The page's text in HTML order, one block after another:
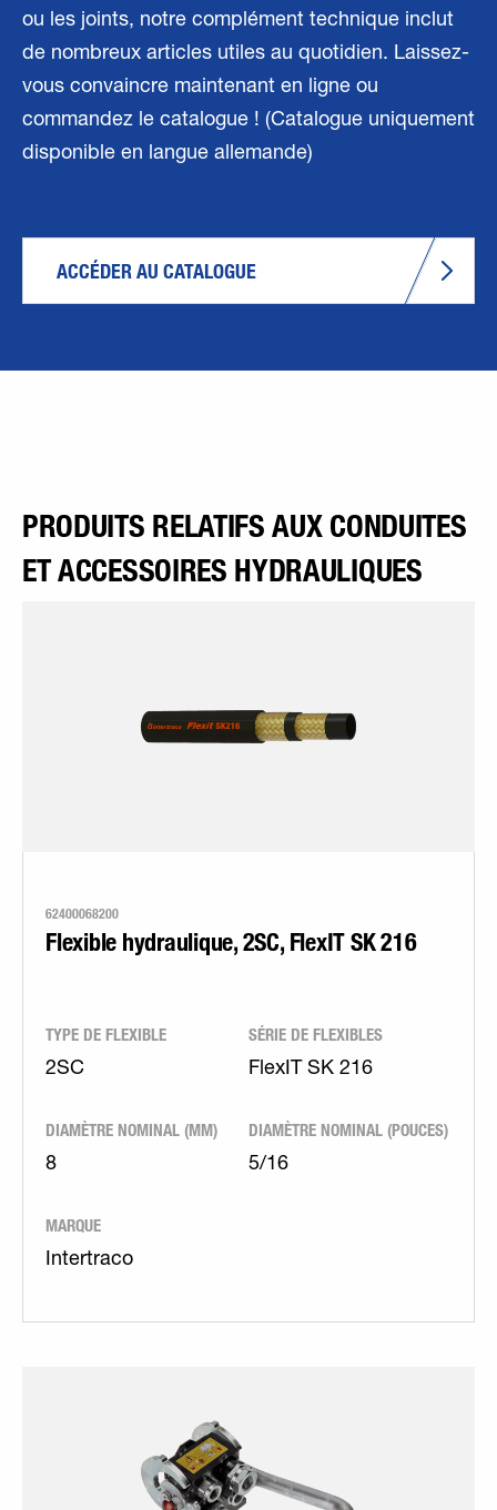
ou les joints, notre complément technique inclut
de nombreux articles utiles au quotidien. Laissez-
vous convaincre maintenant en ligne ou
commandez le catalogue ! (Catalogue uniquement
disponible en langue allemande)
ACCÉDER AU CATALOGUE
PRODUITS RELATIFS AUX CONDUITES
ET ACCESSOIRES HYDRAULIQUES
62400068200
Flexible hydraulique, 2SC, FlexIT SK 216
TYPE DE FLEXIBLE
2SC
SÉRIE DE FLEXIBLES
FlexIT SK 216
DIAMÈTRE NOMINAL (MM)
8
DIAMÈTRE NOMINAL (POUCES)
5/16
MARQUE
Intertraco